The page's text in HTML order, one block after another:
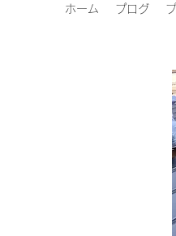
ホーム プログ